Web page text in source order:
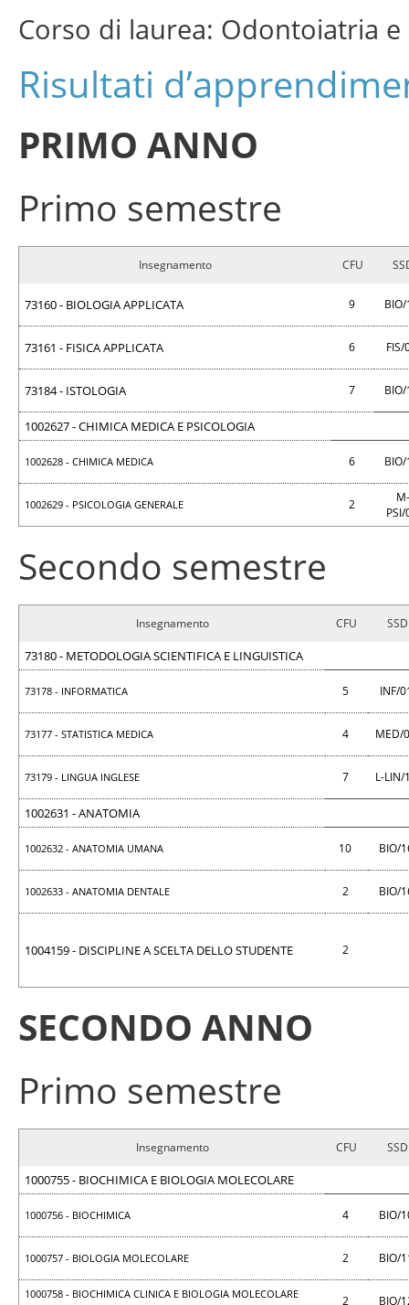
Corso di laurea: Odontoiatria
Risultati
PRIMO ANNO
Primo semestre
Insegnamento CFU
73160 - BIOLOGIA APPLICATA 9
73161 - FISICA APPLICATA 6
73184 - ISTOLOGIA 7
1002627 - CHIMICA MEDICA E PSICOLOGIA
1002628 - CHIMICA MEDICA 6
1002629 - PSICOLOGIA GENERALE 2
M-
Secondo semestre
Insegnamento CFU SSD
73180 - METODOLOGIA SCIENTIFICA E LINGUISTICA
73178 - INFORMATICA 5 INF/
73177 - STATISTICA MEDICA 4 MED/
73179 - LINGUA INGLESE 7 L-
1002631 - ANATOMIA
1002632 - ANATOMIA UMANA 10 BIO/
1002633 - ANATOMIA DENTALE 2 BIO/
1004159 - DISCIPLINE A SCELTA DELLO STUDENTE 2
SECONDO ANNO
Primo semestre
Insegnamento CFU SSD
1000755 - BIOCHIMICA E BIOLOGIA MOLECOLARE
1000756 - BIOCHIMICA 4 BIO/
1000757 - BIOLOGIA MOLECOLARE 2 BIO/
1000758 - BIOCHIMICA CLINICA E BIOLOGIA MOLECOLARE
2 BIO/